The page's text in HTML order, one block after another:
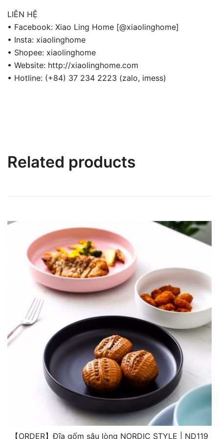
LIÊN HỆ
• Facebook: Xiao Ling Home [@xiaolinghome]
• Insta: xiaolinghome
• Shopee: xiaolinghome
• Website: http://xiaolinghome.com
• Hotline: (+84) 37 234 2223 (zalo, imess)
Related products
【ORDER】Đĩa gốm sâu lòng NORDIC STYLE | ND119